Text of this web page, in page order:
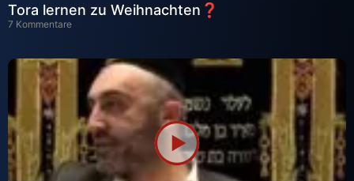
Tora lernen zu Weihnachten❓
7 Kommentare